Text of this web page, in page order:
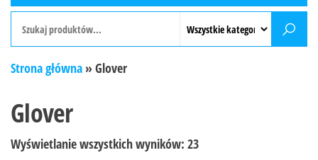
Strona główna »Glover
Glover
Wyświetlanie wszystkich wyników: 23